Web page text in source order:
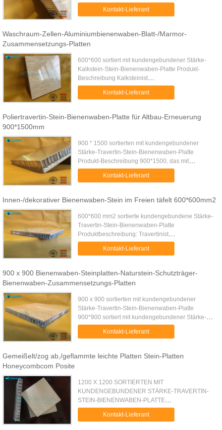
Platte eine Kalksteinplatte, die mit fertiger
Sandwichbienenwabenplatte ...
Kontakt-Lieferant
Waschraum-Zellen-Aluminiumbienenwaben-Blatt-/Marmor-
Zusammensetzungs-Platten
600*600 sortiert mit kundengebundener Stärke-
Kalkstein-Stein-Bienenwaben-Platte Produkt-
Beschreibung Kalksteinist
Aluminiumbienenwabenplatte eine fertige
Sandwichbienenwabe, die mit einer
Kontakt-Lieferant
Poliertravertin-Stein-Bienenwaben-Platte für Altbau-Erneuerung
900*1500mm
900 * 1500 sortierten mit kundengebundener
Stärke-Travertin-Stein-Bienenwaben-Platte
Produkt-Beschreibung 900*1500, das mit
kundengebundener Stärke-Travertin-Stein-
Bienenwaben-Platte für Altbau-Erneuerung mit ...
Kontakt-Lieferant
Innen-/dekorativer Bienenwaben-Stein im Freien täfelt 600*600mm2
600*600 mm2 sortierte kundengebundene Stärke-
Travertin-Stein-Bienenwaben-Platte
Produktbeschreibung: Travertinist
Steinbienenwabenplatte eine zusammengesetzte
verbundene Platte mit einer
Kontakt-Lieferant
900 x 900 Bienenwaben-Steinplatten-Naturstein-Schutzträger-
Bienenwaben-Zusammensetzungs-Platten
900 x 900 sortierten mit kundengebundener
Stärke-Travertin-Stein-Bienenwaben-Platte
900*900 sortiert mit kundengebundener Stärke-
Travertin-Stein-Bienenwaben-Platte
Produktbeschreibung: Die zusammengesetzten ...
Kontakt-Lieferant
Gemeißelt/zog ab,/geflammte leichte Platten Stein-Platten
Honeycombcom Posite
1200 X 1200 SORTIERTEN MIT
KUNDENGEBUNDENER STÄRKE-TRAVERTIN-
STEIN-BIENENWABEN-PLATTE
Produktbeschreibung: Travertinist
Steinbienenwabenplatte eine zusammengesetzte
Kontakt-Lieferant